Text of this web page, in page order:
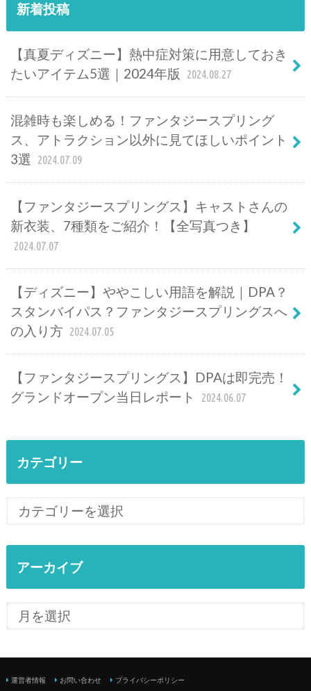
新着投稿
【真夏ディズニー】熱中症対策に用意しておき
たいアイテム5選｜2024年版
2024.08.27
混雑時も楽しめる！ファンタジースプリング
ス、アトラクション以外に見てほしいポイント
3選
2024.07.09
【ファンタジースプリングス】キャストさんの
新衣装、7種類をご紹介！【全写真つき】
2024.07.07
【ディズニー】ややこしい用語を解説｜DPA？
スタンバイパス？ファンタジースプリングスへ
の入り方 2024.07.05
【ファンタジースプリングス】DPAは即完売！
グランドオープン当日レポート
2024.06.07
カテゴリー
アーカイブ
運営者情報 お問い合わせ プライバシーポリシー